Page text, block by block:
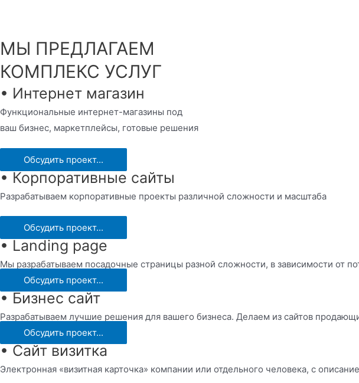
МЫ ПРЕДЛАГАЕМ
КОМПЛЕКС УСЛУГ
• Интернет магазин
Функциональные интернет-магазины под
ваш бизнес, маркетплейсы, готовые решения
Обсудить проект...
• Корпоративные сайты
Разрабатываем корпоративные проекты различной сложности и масштаба
Обсудить проект...
• Landing page
Мы разрабатываем посадочные страницы разной сложности, в зависимости от
Обсудить проект...
• Бизнес сайт
Разрабатываем лучшие решения для вашего бизнеса. Делаем из сайтов
Обсудить проект...
• Сайт визитка
Электронная «визитная карточка» компании или отдельного человека, с